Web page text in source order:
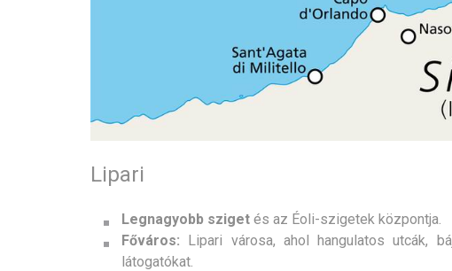
Lipari
Legnagyobb sziget és az Éoli-szigetek központja.
Főváros: Lipari városa, ahol hangulatos utcák,
látogatókat.